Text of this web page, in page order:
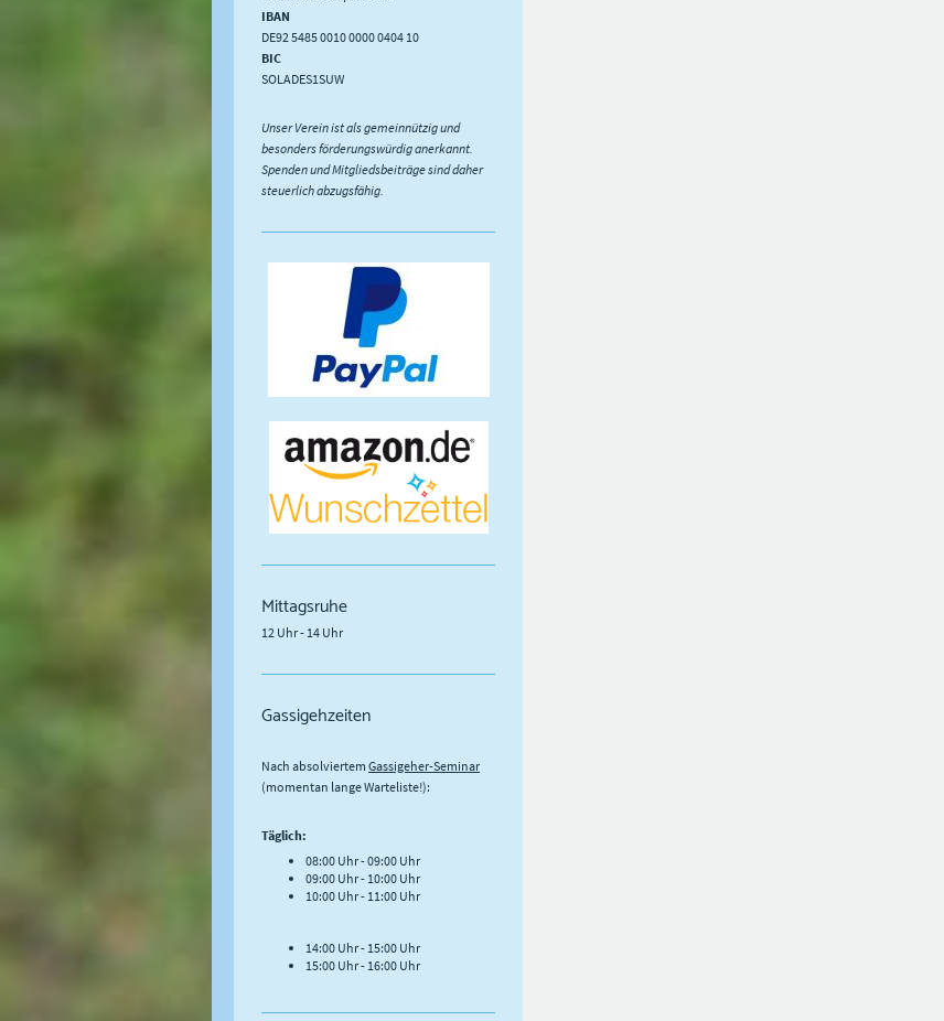
IBAN
DE92 5485 0010 0000 0404 10
BIC
SOLADES1SUW
Unser Verein ist als gemeinnützig und
besonders förderungswürdig anerkannt.
Spenden und Mitgliedsbeiträge sind daher
steuerlich abzugsfähig.
Mittagsruhe
12 Uhr - 14 Uhr
Gassigehzeiten
Nach absolviertem Gassigeher-Seminar
(momentan lange Warteliste!):
Täglich:
08:00 Uhr - 09:00 Uhr
09:00 Uhr - 10:00 Uhr
10:00 Uhr - 11:00 Uhr
14:00 Uhr - 15:00 Uhr
15:00 Uhr - 16:00 Uhr